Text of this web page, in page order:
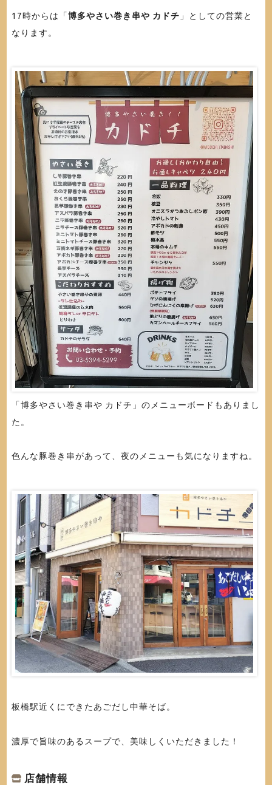
17時からは「博多やさい巻き串や カドチ 」としての営業と
なります。
「博多やさい巻き串や カドチ」のメニューボードもありまし
た。
色んな豚巻き串があって、夜のメニューも気になりますね。
板橋駅近くにできたあごだし中華そば。
濃厚で旨味のあるスープで、美味しくいただきました！
店舗情報